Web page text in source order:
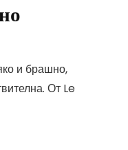
и брашно,
От Le